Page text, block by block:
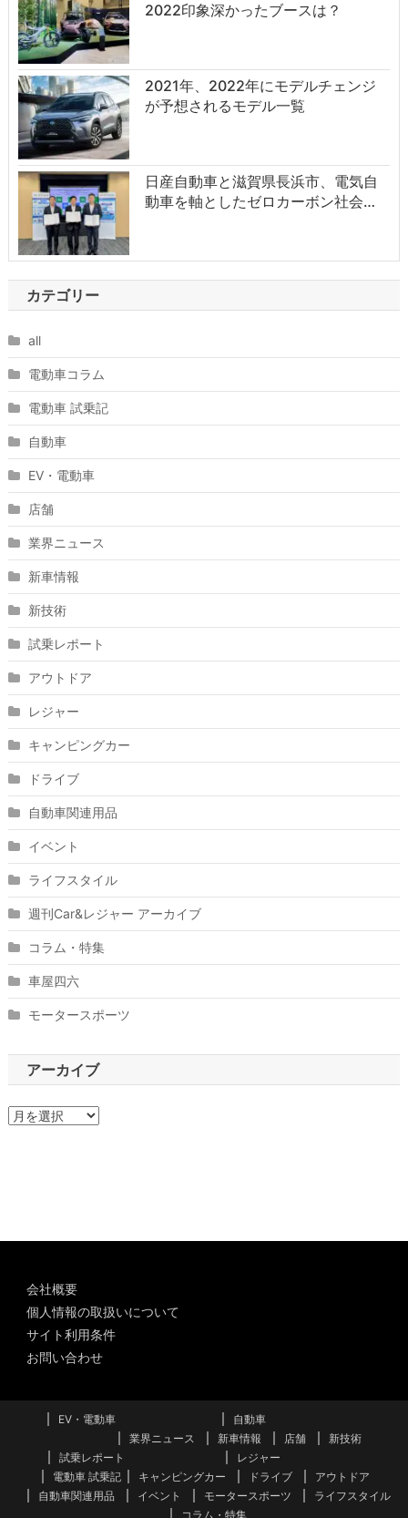
2022印象深かったブースは？
2021年、2022年にモデルチェンジ
が予想されるモデル一覧
日産自動車と滋賀県長浜市、電気自
動車を軸としたゼロカーボン社会…
カテゴリー
all
電動車コラム
電動車 試乗記
自動車
EV・電動車
店舗
業界ニュース
新車情報
新技術
試乗レポート
アウトドア
レジャー
キャンピングカー
ドライブ
自動車関連用品
イベント
ライフスタイル
週刊Car&レジャー アーカイブ
コラム・特集
車屋四六
モータースポーツ
アーカイブ
ア
会社概要
個人情報の取扱いについて
サイト利用条件
お問い合わせ
EV・電動車
自動車
業界ニュース
新車情報 店舗
新技術
試乗レポート
電動車 試乗記
レジャー
キャンピングカー
ドライブ
アウトドア
自動車関連用品
イベント モータースポーツ
ライフスタイル
コラム・特集